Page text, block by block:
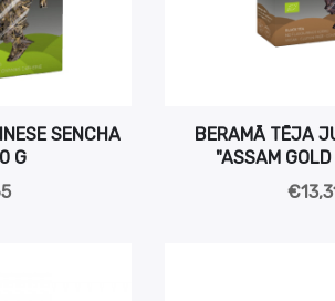
SENCHA
G
BERAMĀ TĒJA
"ASSAM